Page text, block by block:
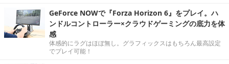
GeForce NOWで『Forza Horizon 6』をプレイ。ハ
ンドルコントローラー×クラウドゲーミングの底力を体
感
体感的にラグはほぼ無し。グラフィックスはもちろん最高設定
でプレイ可能！